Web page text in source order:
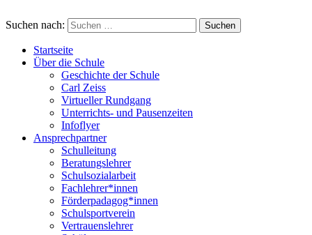
Suchen nach:
Startseite
Über die Schule
Geschichte der Schule
Carl Zeiss
Virtueller Rundgang
Unterrichts- und Pausenzeiten
Infoflyer
Ansprechpartner
Schulleitung
Beratungslehrer
Schulsozialarbeit
Fachlehrer*innen
Förderpadagog*innen
Schulsportverein
Vertrauenslehrer